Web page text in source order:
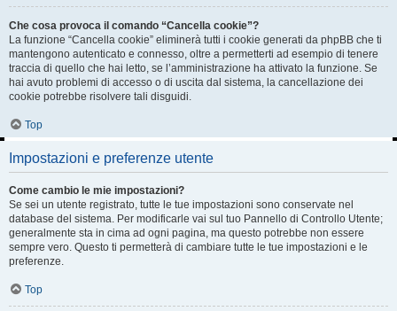
Che cosa provoca il comando “Cancella cookie”?
La funzione “Cancella cookie” eliminerà tutti i cookie generati da phpBB che ti
mantengono autenticato e connesso, oltre a permetterti ad esempio di tenere
traccia di quello che hai letto, se l’amministrazione ha attivato la funzione. Se
hai avuto problemi di accesso o di uscita dal sistema, la cancellazione dei
cookie potrebbe risolvere tali disguidi.
Top
Impostazioni e preferenze utente
Come cambio le mie impostazioni?
Se sei un utente registrato, tutte le tue impostazioni sono conservate nel
database del sistema. Per modificarle vai sul tuo Pannello di Controllo Utente;
generalmente sta in cima ad ogni pagina, ma questo potrebbe non essere
sempre vero. Questo ti permetterà di cambiare tutte le tue impostazioni e le
preferenze.
Top